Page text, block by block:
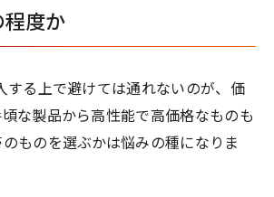
程度か
する上で避けては通れないのが、価
な製品から高性能で高価格なものも
ものを選ぶかは悩みの種になりま